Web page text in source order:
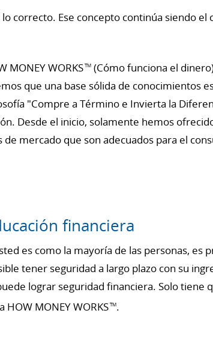
correcto. Ese concepto continúa siendo
MONEY WORKSTM (Cómo funciona el
que una base sólida de conocimientos
"Compre a Término e Invierta la
Desde el inicio, solamente hemos
mercado que son adecuados para el
financiera
es como la mayoría de las personas,
tener seguridad a largo plazo con su
lograr seguridad financiera. Solo
MONEY WORKSTM.